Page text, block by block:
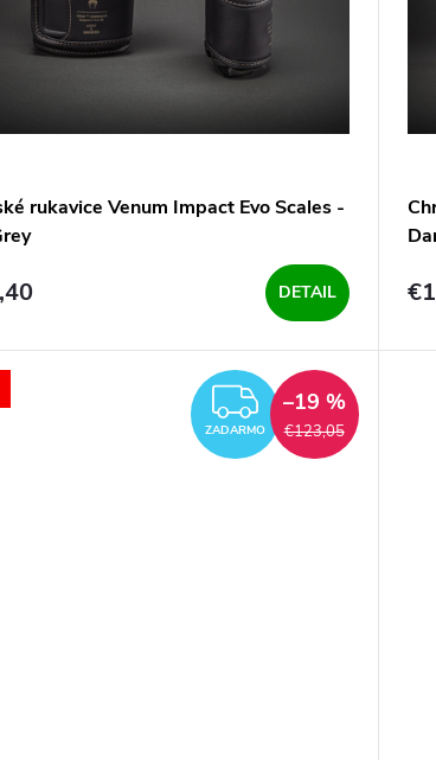
rukavice Venum Impact Evo Scales -
DETAIL
ZADARMO
ZADARMO €123,05
–19 %